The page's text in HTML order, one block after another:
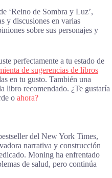
‘Reino de Sombra y Luz’,
y discusiones en varias
sobre sus personajes y
perfectamente a tu estado de
de sugerencias de libros
en tu gusto. También una
libro recomendado. ¿Te gustaría
o ahora?
del New York Times,
narrativa y construcción
Moning ha enfrentado
de salud, pero continúa